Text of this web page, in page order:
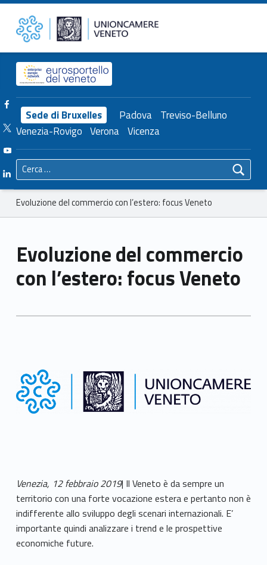
Evoluzione del commercio con l’estero: focus Veneto – Unioncamere del Veneto Unioncamere del Veneto
Header info sidebar
Sede di Bruxelles Padova Treviso-Belluno
Venezia-Rovigo Verona Vicenza
Facebook Unioncamere Veneto
Twitter Unioncamere Veneto
Youtube Unioncamere Veneto
Linkedin Unioncamere Veneto
Ricerca per:
Breadcrumbs navigation
Evoluzione del commercio con l’estero: focus Veneto
Evoluzione del commercio
con l’estero: focus Veneto
Venezia, 12 febbraio 2019| Il Veneto è da sempre un
territorio con una forte vocazione estera e pertanto non è
indifferente allo sviluppo degli scenari internazionali. E’
importante quindi analizzare i trend e le prospettive
economiche future.